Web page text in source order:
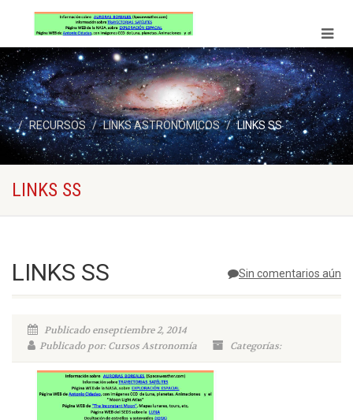
RECURSOS LINKS ASTRONÓMICOS LINKS SS
LINKS SS
Sin comentarios aún
LINKS SS
Publicado enseptiembre 2, 2014
Publicado por: Cursos Astronomía
Categorías: